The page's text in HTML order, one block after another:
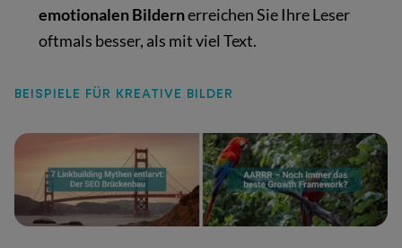
emotionalen Bildernerreichen Sie Ihre Leser
oftmals besser, als mit viel Text.
BEISPIELE FÜR KREATIVE BILDER